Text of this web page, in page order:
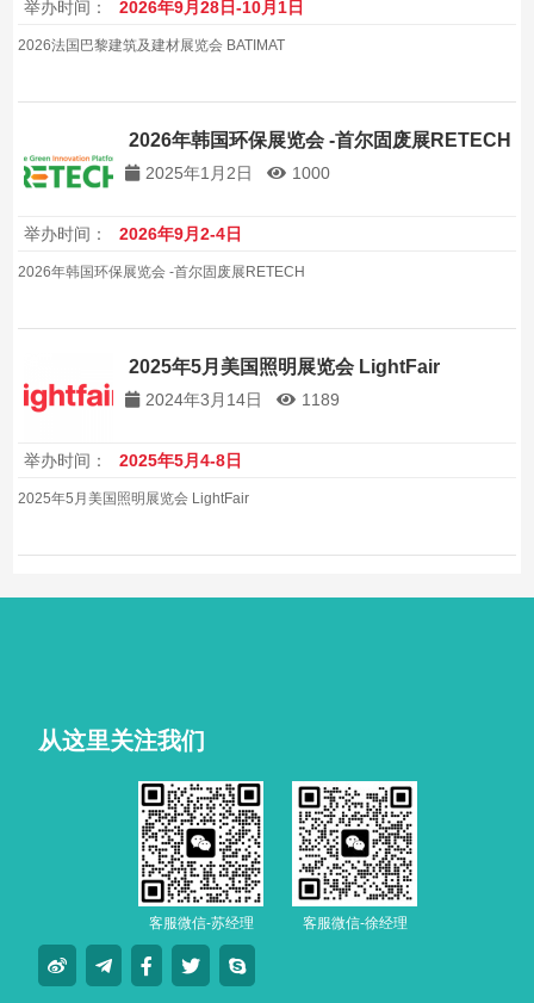
举办时间： 2026年9月28日-10月1日
2026法国巴黎建筑及建材展览会 BATIMAT
2026年韩国环保展览会 -首尔固废展RETECH
2025年1月2日 1000
举办时间： 2026年9月2-4日
2026年韩国环保展览会 -首尔固废展RETECH
2025年5月美国照明展览会 LightFair
2024年3月14日 1189
举办时间： 2025年5月4-8日
2025年5月美国照明展览会 LightFair
从这里关注我们
客服微信-苏经理 客服微信-徐经理